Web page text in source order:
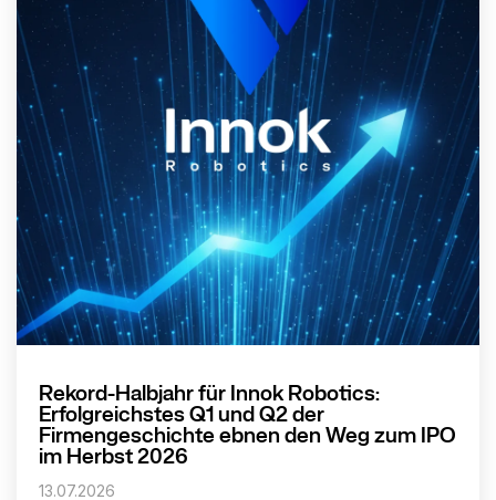
Rekord-Halbjahr für Innok Robotics:
Erfolgreichstes Q1 und Q2 der
Firmengeschichte ebnen den Weg zum IPO
im Herbst 2026
13.07.2026